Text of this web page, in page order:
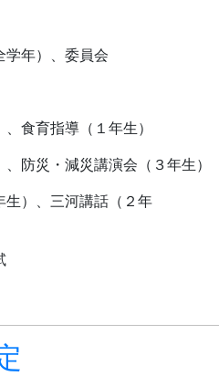
学年）、委員会
開始
食育指導（１年生）
防災・減災講演会（３年生）
生）、三河講話（２年